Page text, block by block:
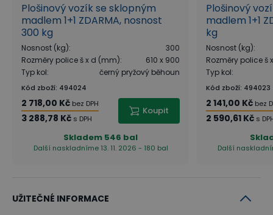
Plošinový vozík se sklopným
madlem 1+1 ZDARMA, nosnost
300 kg
Nosnost (kg):
300
Rozměry police š x d (mm):
610 x 900
Typ kol: černý pryžový běhoun
Kód zboží: 494024
2 718,00 Kč bez DPH
3 288,78 Kč s DPH
Koupit
Skladem 546 bal
Další naskladníme 13. 11. 2026 - 180 bal
Plošinový
madlem 1+1
kg
Nosnost (kg):
Rozměry police š
Typ kol:
Kód zboží: 494023
2 141,00 Kč bez
2 590,61 Kč s
Další
UŽITEČNÉ INFORMACE